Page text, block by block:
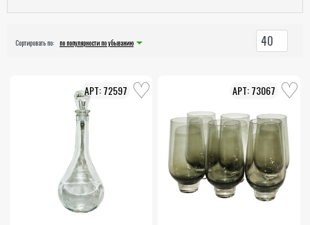
Сортировать по: по популярности по убыванию 40
72597 73067